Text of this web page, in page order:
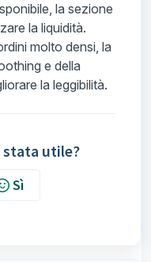
la sezione
la liquidità.
molto densi, la
e della
la leggibilità.
stata utile?
Sì